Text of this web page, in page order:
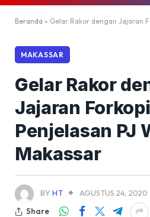
Beranda » Gelar Rakor dengan Jajaran
MAKASSAR
Gelar Rakor
Jajaran
Penjelasan PJ
Makassar
BY HT
AGUSTUS 24, 2020
Share